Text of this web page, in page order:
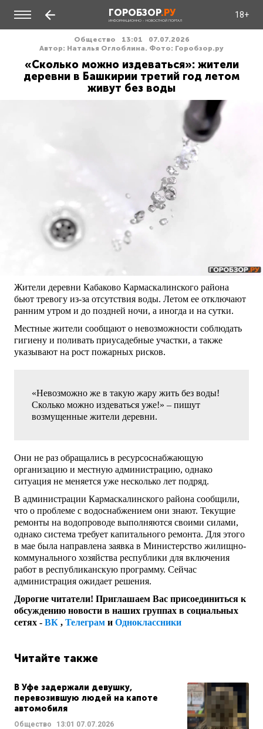
ГОРОБЗОР.РУ
ИНФОРМАЦИОННО - НОВОСТНОЙ ПОРТАЛ
18+
Общество 13:01
07.07.2026
Автор: Наталья Оглоблина. Фото: Горобзор.ру
«Сколько можно издеваться»: жители
деревни в Башкирии третий год летом
живут без воды
Жители деревни Кабаково Кармаскалинского района
бьют тревогу из-за отсутствия воды. Летом ее отключают
ранним утром и до поздней ночи, а иногда и на сутки.
Местные жители сообщают о невозможности соблюдать
гигиену и поливать приусадебные участки, а также
указывают на рост пожарных рисков.
«Невозможно же в такую жару жить без воды!
Сколько можно издеваться уже!» – пишут
возмущенные жители деревни.
Они не раз обращались в ресурсоснабжающую
организацию и местную администрацию, однако
ситуация не меняется уже несколько лет подряд.
В администрации Кармаскалинского района сообщили,
что о проблеме с водоснабжением они знают. Текущие
ремонты на водопроводе выполняются своими силами,
однако система требует капитального ремонта. Для этого
в мае была направлена заявка в Министерство жилищно-
коммунального хозяйства республики для включения
работ в республиканскую программу. Сейчас
администрация ожидает решения.
Дорогие читатели! Приглашаем Вас присоединиться к
обсуждению новости в наших группах в социальных
сетях - ВК , Телеграм и Одноклассники
Читайте также
В Уфе задержали девушку,
перевозившую людей на капоте
автомобиля
Общество 13:01 07.07.2026